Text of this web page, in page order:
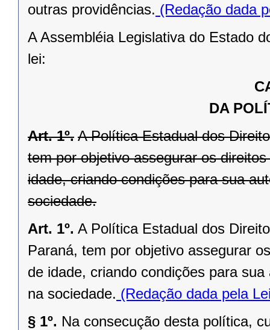
outras providências. (Redação dada
A Assembléia Legislativa do Estado
lei:
DA
Art. 1º. A Política Estadual dos
tem por objetivo assegurar os
idade, criando condições para sua
sociedade.
Art. 1º. A Política Estadual dos
Paraná, tem por objetivo assegurar
de idade, criando condições para
na sociedade. (Redação dada pela
§ 1º. Na consecução desta política,